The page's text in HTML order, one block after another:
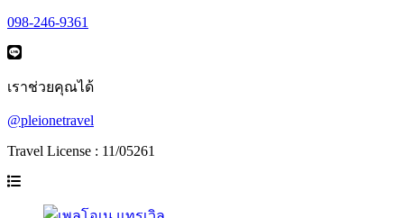
098-246-9361
เราช่วยคุณได้
@pleionetravel
Travel License : 11/05261